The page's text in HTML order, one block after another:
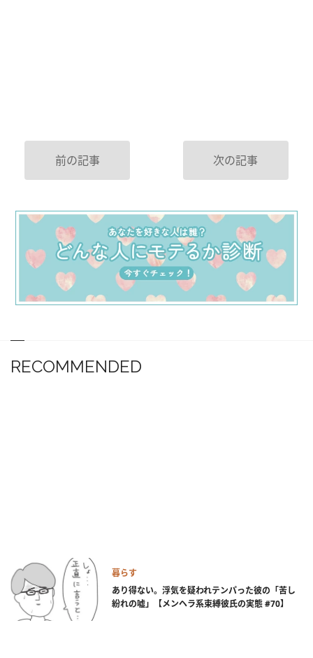
前の記事 次の記事
RECOMMENDED
暮らす
あり得ない。浮気を疑われテンパった彼の「苦し
紛れの嘘」【メンヘラ系束縛彼氏の実態 #70】